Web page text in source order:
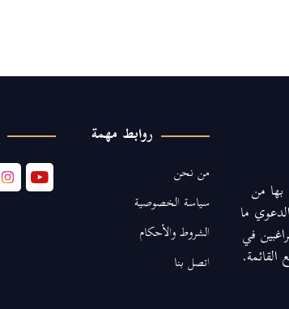
بها من
ما
في
روابط مهمة
من نحن
سياسة الخصوصية
الشروط والأحكام
اتصل بنا